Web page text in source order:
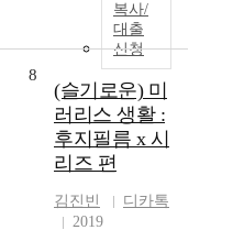
복사/
대출
신청
8
(슬기로운) 미
러리스 생활 :
후지필름 x 시
리즈 편
김진빈
디카톡
2019